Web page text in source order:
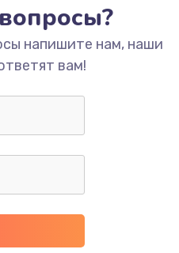
напишите нам, наши
вам!